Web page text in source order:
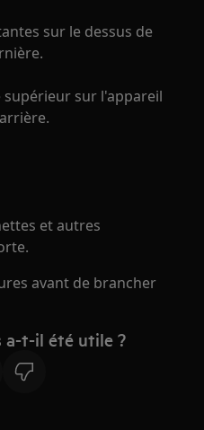
sur le dessus de
supérieur sur l'appareil
et autres
avant de brancher
a-t-il été utile ?